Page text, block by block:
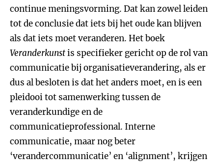
continue meningsvorming. Dat kan zowel leiden
tot de conclusie dat iets bij het oude kan blijven
als dat iets moet veranderen. Het boek
Veranderkunstis specifieker gericht op de rol van
communicatie bij organisatieverandering, als er
dus al besloten is dat het anders moet, en is een
pleidooi tot samenwerking tussen de
veranderkundige en de
communicatieprofessional. Interne
communicatie, maar nog beter
‘verandercommunicatie’ en ‘alignment’, krijgen